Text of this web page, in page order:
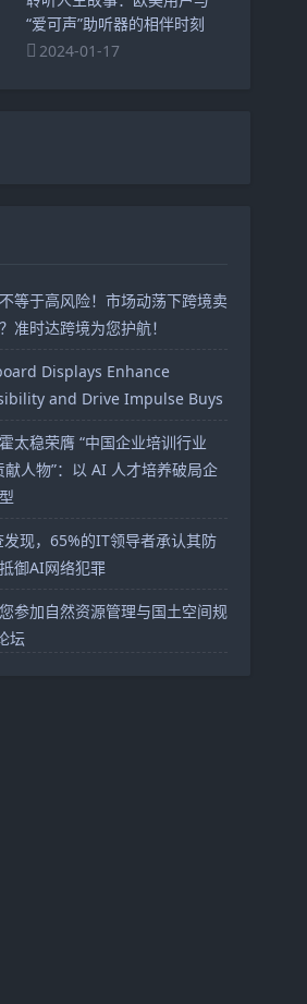
“爱可声”助听器的相伴时刻
2024-01-17
等于高风险！市场动荡下跨境卖
准时达跨境为您护航！
Displays Enhance
and Drive Impulse Buys
太稳荣膺 “中国企业培训行业
人物”：以 AI 人才培养破局企
现，65%的IT领导者承认其防
御AI网络犯罪
参加自然资源管理与国土空间规
坛